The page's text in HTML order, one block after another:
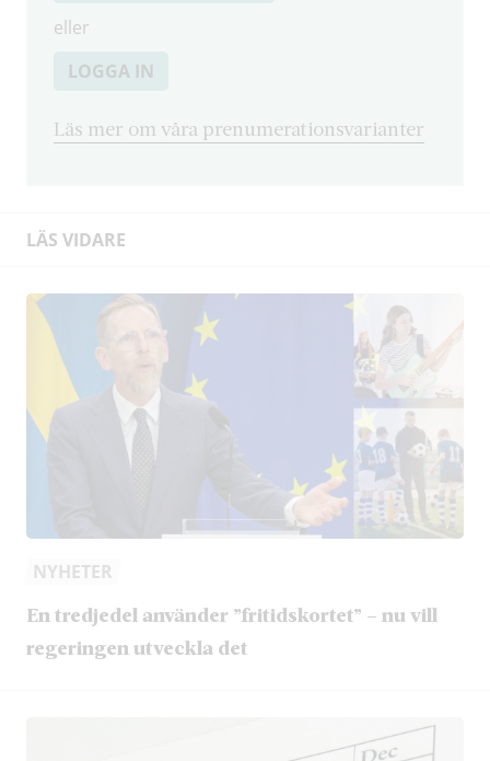
eller
LOGGA IN
Läs mer om våra prenumerationsvarianter
LÄS VIDARE
NYHETER
En tredjedel använder ”fritidskortet” – nu vill
regeringen utveckla det